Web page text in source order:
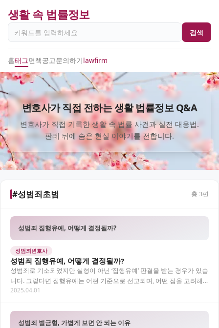
생활 속 법률정보
검색
홈태그면책공고문의하기lawfirm
변호사가 직접 전하는 생활 법률정보 Q&A
변호사가 직접 기록한 생활 속 법률 사건과 실전 대응법.
판례 뒤에 숨은 현실 이야기를 전합니다.
#성범죄초범 총 3편
성범죄 집행유예, 어떻게 결정될까?
성범죄변호사
성범죄 집행유예, 어떻게 결정될까?
성범죄로 기소되었지만 실형이 아닌 ‘집행유예’ 판결을 받는 경우가 있습
니다. 그렇다면 집행유예는 어떤 기준으로 선고되며, 어떤 점을 고려해
야 할까요? 성범죄전문변호사의 조력이 중요…
2025.04.01
성범죄 벌금형, 가볍게 보면 안 되는 이유